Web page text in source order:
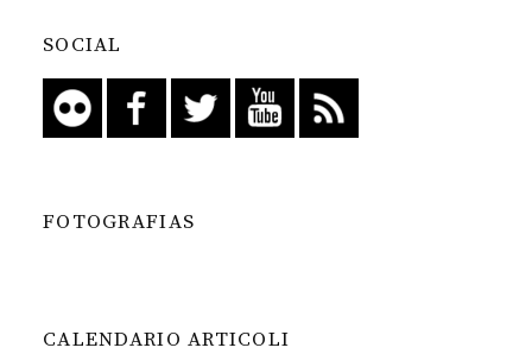
SOCIAL
FOTOGRAFIAS
CALENDARIO ARTICOLI